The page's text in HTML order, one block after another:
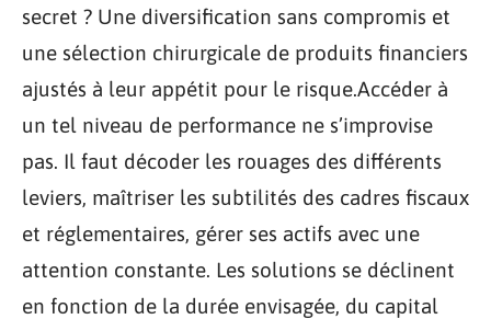
secret ? Une diversification sans compromis et
une sélection chirurgicale de produits financiers
ajustés à leur appétit pour le risque.Accéder à
un tel niveau de performance ne s’improvise
pas. Il faut décoder les rouages des différents
leviers, maîtriser les subtilités des cadres fiscaux
et réglementaires, gérer ses actifs avec une
attention constante. Les solutions se déclinent
en fonction de la durée envisagée, du capital